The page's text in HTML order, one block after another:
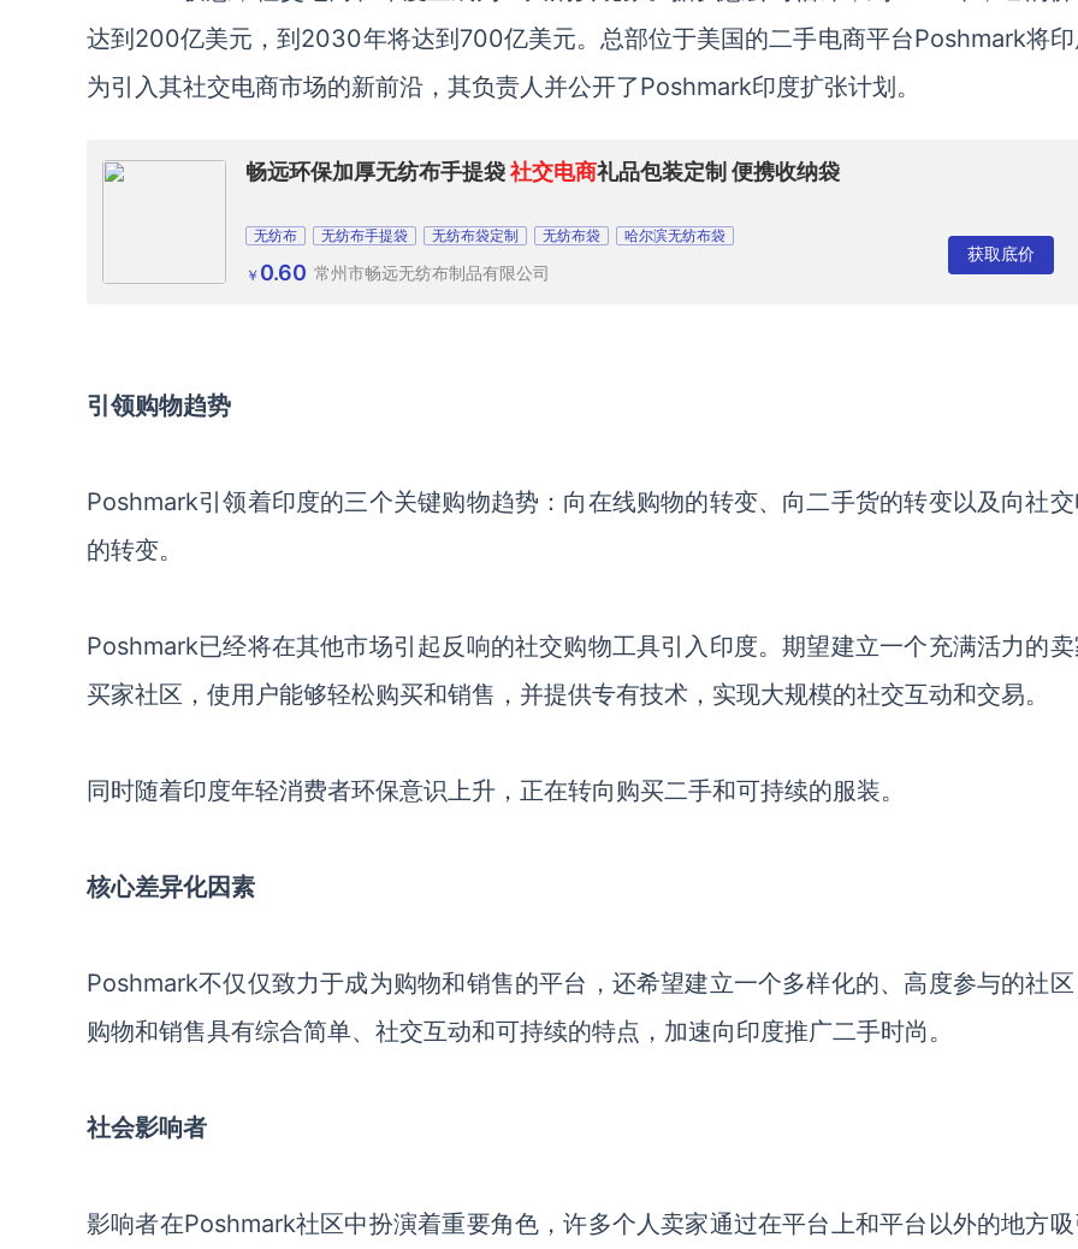
达到200亿美元，到2030年将达到700亿美元。总部位于美国的二手电商平台Poshmark将
为引入其社交电商市场的新前沿，其负责人并公开了Poshmark印度扩张计划。
畅远环保加厚无纺布手提袋社交电商礼品包装定制 便携收纳袋
无纺布 无纺布手提袋 无纺布袋定制 无纺布袋 哈尔滨无纺布袋
￥ 0.60 常州市畅远无纺布制品有限公司
获取底价
引领购物趋势
Poshmark引领着印度的三个关键购物趋势：向在线购物的转变、向二手货的转变以及向社
的转变。
Poshmark已经将在其他市场引起反响的社交购物工具引入印度。期望建立一个充满活力的
买家社区，使用户能够轻松购买和销售，并提供专有技术，实现大规模的社交互动和交易。
同时随着印度年轻消费者环保意识上升，正在转向购买二手和可持续的服装。
核心差异化因素
Poshmark不仅仅致力于成为购物和销售的平台，还希望建立一个多样化的、高度参与的社
购物和销售具有综合简单、社交互动和可持续的特点，加速向印度推广二手时尚。
社会影响者
影响者在Poshmark社区中扮演着重要角色，许多个人卖家通过在平台上和平台以外的地方